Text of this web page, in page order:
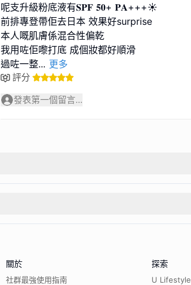
呢支升級粉底液有𝐒𝐏𝐅 𝟓𝟎+ 𝐏𝐀+++☀️
前排專登帶佢去日本 效果好surprise
本人嘅肌膚係混合性偏乾
我用咗佢嚟打底 成個妝都好順滑
過咗一整... 更多
評分
發表第一個留言...
關於
社群最強使用指南
探索
U Lifestyle